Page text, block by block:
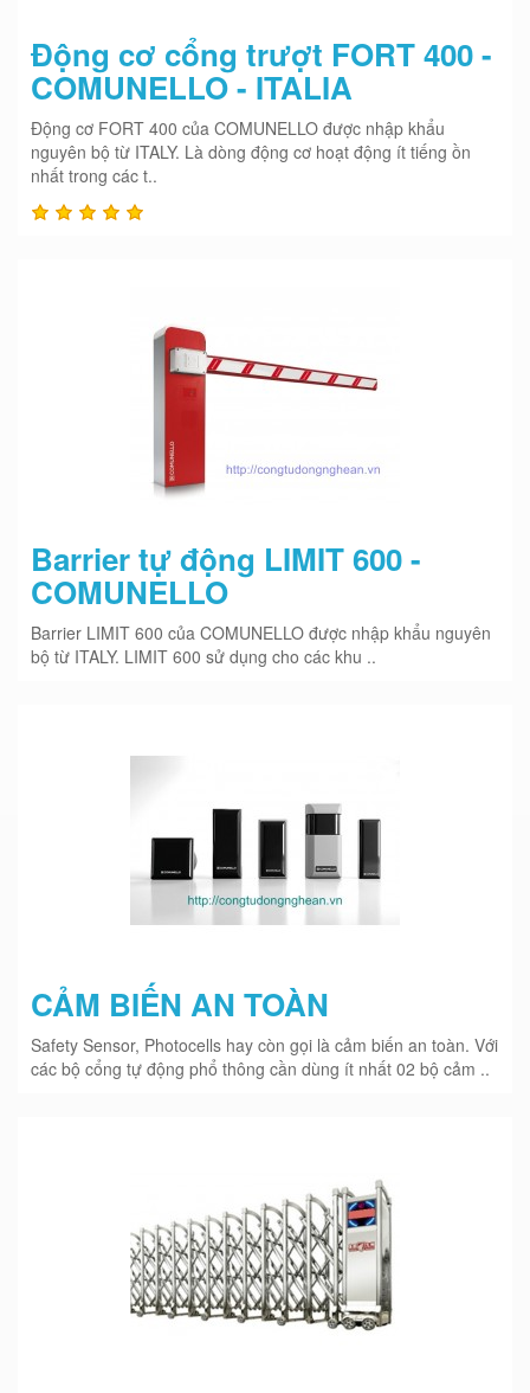
Động cơ cổng trượt FORT 400 -
COMUNELLO - ITALIA
Động cơ FORT 400 của COMUNELLO được nhập khẩu
nguyên bộ từ ITALY. Là dòng động cơ hoạt động ít tiếng ồn
nhất trong các t..
Barrier tự động LIMIT 600 -
COMUNELLO
Barrier LIMIT 600 của COMUNELLO được nhập khẩu nguyên
bộ từ ITALY. LIMIT 600 sử dụng cho các khu ..
CẢM BIẾN AN TOÀN
Safety Sensor, Photocells hay còn gọi là cảm biến an toàn. Với
các bộ cổng tự động phổ thông cần dùng ít nhất 02 bộ cảm ..